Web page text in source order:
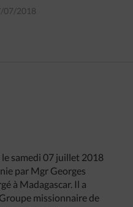
07/2018
samedi 07 juillet 2018
par Mgr Georges
à Madagascar. Il a
missionnaire de